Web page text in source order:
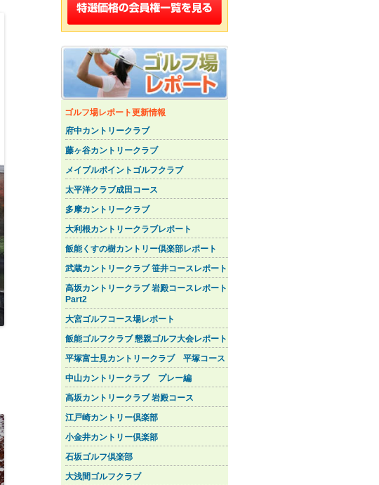
Warning: Invalid argument supplied for
/home/meijigolf/meijigolf.co.jp/public_html/hirablg/wp-
content/themes/hirablog/sidebar-
golf_report.phpon line32
ゴルフ場レポート更新情報
府中カントリークラブ
藤ヶ谷カントリークラブ
メイプルポイントゴルフクラブ
太平洋クラブ成田コース
多摩カントリークラブ
大利根カントリークラブレポート
飯能くすの樹カントリー倶楽部レポート
武蔵カントリークラブ 笹井コースレポート
高坂カントリークラブ 岩殿コースレポート
Part2
大宮ゴルフコース場レポート
飯能ゴルフクラブ 懇親ゴルフ大会レポート
平塚富士見カントリークラブ 平塚コース
中山カントリークラブ プレー編
高坂カントリークラブ 岩殿コース
江戸崎カントリー倶楽部
小金井カントリー倶楽部
石坂ゴルフ倶楽部
大浅間ゴルフクラブ